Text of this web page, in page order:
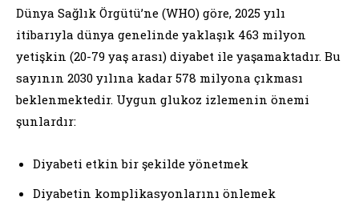
Dünya Sağlık Örgütü’ne (WHO) göre, 2025 yılı
itibarıyla dünya genelinde yaklaşık 463 milyon
yetişkin (20-79 yaş arası) diyabet ile yaşamaktadır. Bu
sayının 2030 yılına kadar 578 milyona çıkması
beklenmektedir. Uygun glukoz izlemenin önemi
şunlardır:
Diyabeti etkin bir şekilde yönetmek
Diyabetin komplikasyonlarını önlemek